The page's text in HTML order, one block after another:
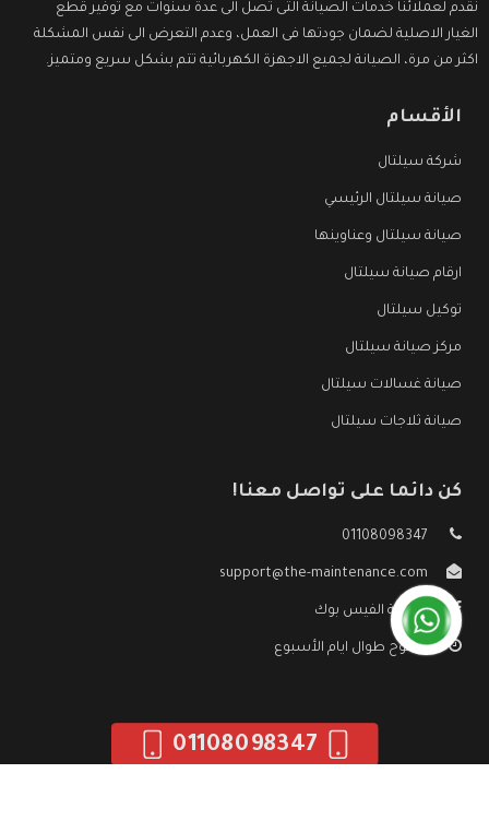
نقدم لعملائنا خدمات الصيانة التى تصل الى عدة سنوات مع توفير قطع
الغيار الاصلية لضمان جودتها فى العمل، وعدم التعرض الى نفس المشكلة
اكثر من مرة، الصيانة لجميع الاجهزة الكهربائية تتم بشكل سريع ومتميز.
الأقسام
شركة سيلتال
صيانة سيلتال الرئيسي
صيانة سيلتال وعناوينها
ارقام صيانة سيلتال
توكيل سيلتال
مركز صيانة سيلتال
صيانة غسالات سيلتال
صيانة ثلاجات سيلتال
كن دائما على تواصل معنا!
01108098347
support@the-maintenance.com
صفحة الفيس بوك
مفتوح طوال ايام الأسبوع
01108098347